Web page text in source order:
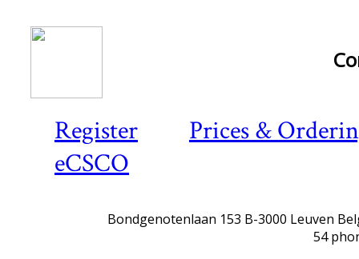
Register
Prices &
eCSCO
Bondgenotenlaan 153 B-3000 Leuven
54